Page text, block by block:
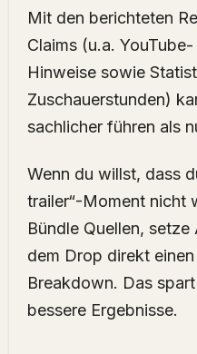
Mit den berichteten
Claims (u.a.
Hinweise sowie
Zuschauerstunden)
sachlicher führen als
Wenn du willst, dass
trailer“-Moment nicht
Bündle Quellen,
dem Drop direkt
Breakdown. Das
bessere Ergebnisse.